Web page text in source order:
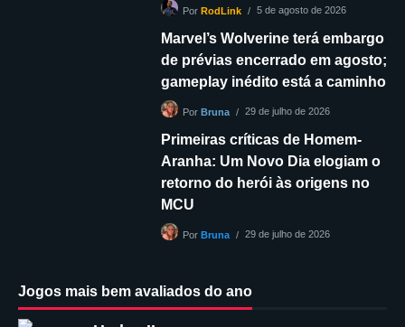
Por RodLink 5 de agosto de 2026
Marvel’s Wolverine terá embargo
de prévias encerrado em agosto;
gameplay inédito está a caminho
Por Bruna 29 de julho de 2026
Primeiras críticas de Homem-
Aranha: Um Novo Dia elogiam o
retorno do herói às origens no
MCU
Por Bruna 29 de julho de 2026
Jogos mais bem avaliados do ano